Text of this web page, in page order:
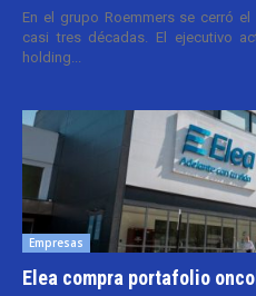
En el grupo Roemmers se cerró
casi tres décadas. El ejecutivo
holding...
Empresas
Elea compra portafolio